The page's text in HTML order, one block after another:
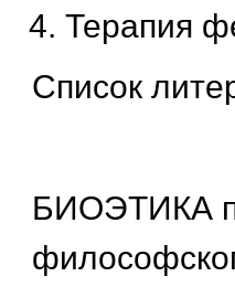
Терапия
Список
БИОЭТИКА